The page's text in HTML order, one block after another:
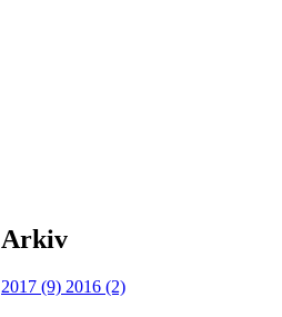
Arkiv
2017 (9) 2016 (2)